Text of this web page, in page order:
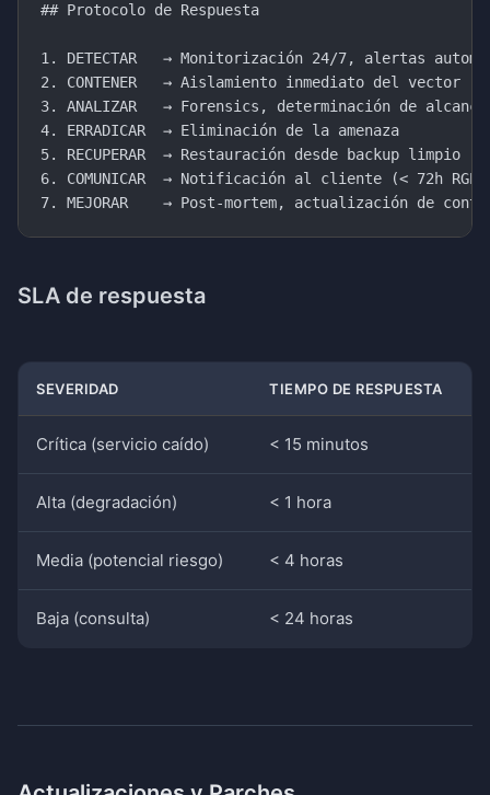
## Protocolo de Respuesta
1. DETECTAR   → Monitorización 24/7, alertas
2. CONTENER   → Aislamiento inmediato del vector
3. ANALIZAR   → Forensics, determinación de alcance
4. ERRADICAR  → Eliminación de la amenaza
5. RECUPERAR  → Restauración desde backup limpio
6. COMUNICAR  → Notificación al cliente (< 72h
SLA de respuesta
SEVERIDAD TIEMPO DE RESPUESTA
Crítica (servicio caído) < 15 minutos
Alta (degradación) < 1 hora
Media (potencial riesgo) < 4 horas
Baja (consulta) < 24 horas